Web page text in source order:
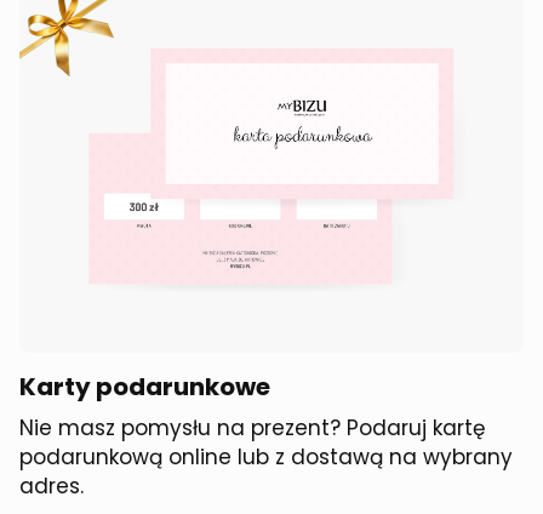
Karty podarunkowe
Nie masz pomysłu na prezent? Podaruj kartę
podarunkową online lub z dostawą na wybrany
adres.